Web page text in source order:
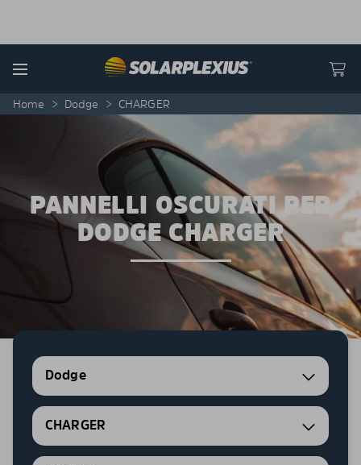
Menu
Home > Dodge > CHARGER
PANNELLI OSCURATI PER
DODGE CHARGER
Dodge
CHARGER